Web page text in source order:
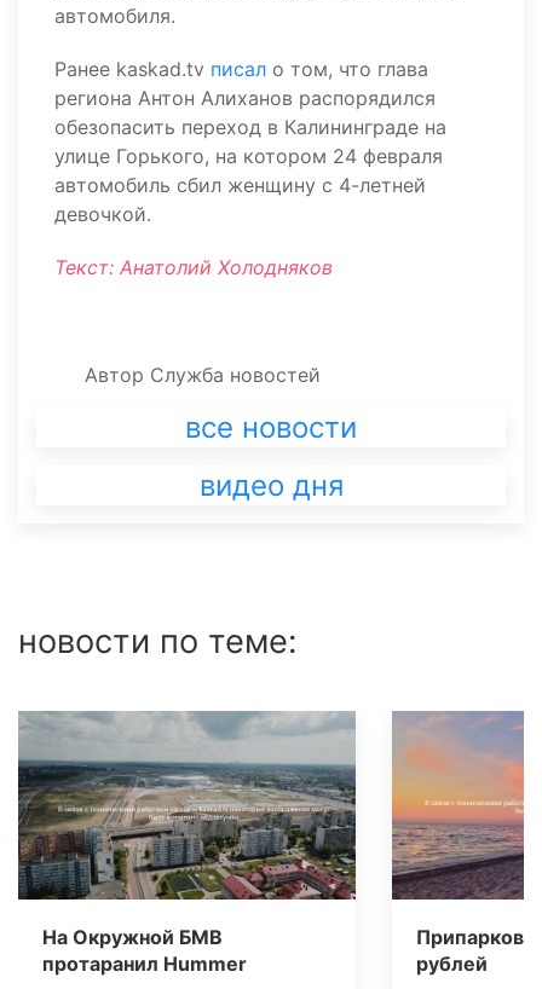
автомобиля.
Ранее kaskad.tv писал о том, что глава
региона Антон Алиханов распорядился
обезопасить переход в Калининграде на
улице Горького, на котором 24 февраля
автомобиль сбил женщину с 4-летней
девочкой.
Текст: Анатолий Холодняков
Автор Служба новостей
все новости
видео дня
новости по теме:
На Окружной БМВ
протаранил Нummer
рублей